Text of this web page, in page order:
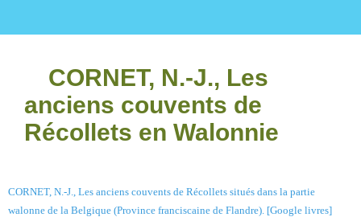
CORNET, N.-J., Les
anciens couvents de
Récollets en Walonnie
CORNET, N.-J., Les anciens couvents de Récollets situés dans la partie
walonne de la Belgique (Province franciscaine de Flandre). [Google livres]